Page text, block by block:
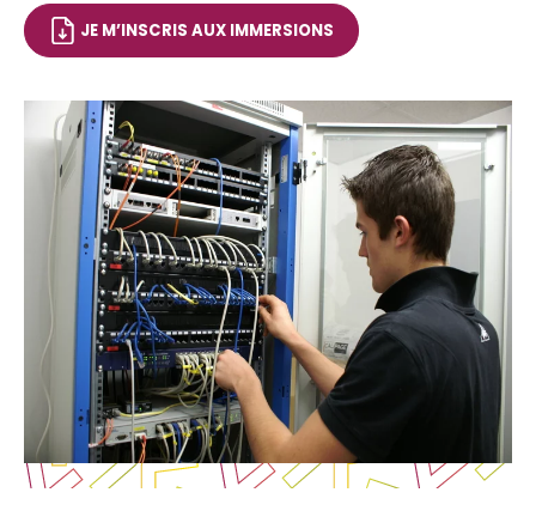
JE M’INSCRIS AUX IMMERSIONS